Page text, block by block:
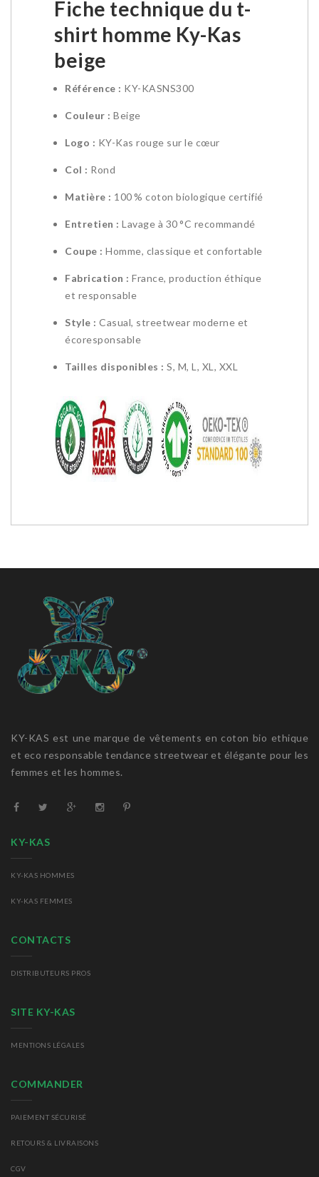
Fiche technique du t-
shirt homme Ky-Kas
beige
Référence : KY-KASNS300
Couleur : Beige
Logo : KY-Kas rouge sur le cœur
Col : Rond
Matière : 100 % coton biologique certifié
Entretien : Lavage à 30 °C recommandé
Coupe : Homme, classique et confortable
Fabrication : France, production éthique
et responsable
Style : Casual, streetwear moderne et
écoresponsable
Tailles disponibles : S, M, L, XL, XXL
KY-KAS est une marque de vêtements en coton bio ethique
et eco responsable tendance streetwear et élégante pour les
femmes et les hommes.
KY-KAS
KY-KAS HOMMES
KY-KAS FEMMES
CONTACTS
DISTRIBUTEURS PROS
SITE KY-KAS
MENTIONS LÉGALES
COMMANDER
PAIEMENT SÉCURISÉ
RETOURS & LIVRAISONS
CGV